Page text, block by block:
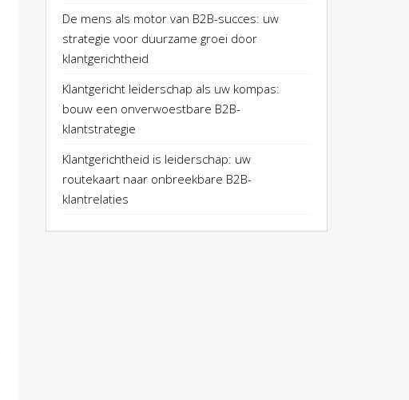
De mens als motor van B2B-succes: uw
strategie voor duurzame groei door
klantgerichtheid
Klantgericht leiderschap als uw kompas:
bouw een onverwoestbare B2B-
klantstrategie
Klantgerichtheid is leiderschap: uw
routekaart naar onbreekbare B2B-
klantrelaties